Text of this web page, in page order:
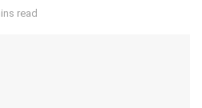
read